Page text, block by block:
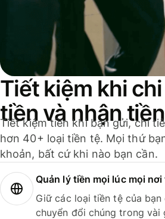
Tiết kiệm khi
tiền và nhận tiền
Tiết kiệm tiền khi bạn gửi, chi
hơn 40+ loại tiền tệ. Mọi thứ
khoản, bất cứ khi nào bạn cần.
Quản lý tiền mọi lúc mọi
Giữ các loại tiền tệ của
chuyển đổi chúng trong vài